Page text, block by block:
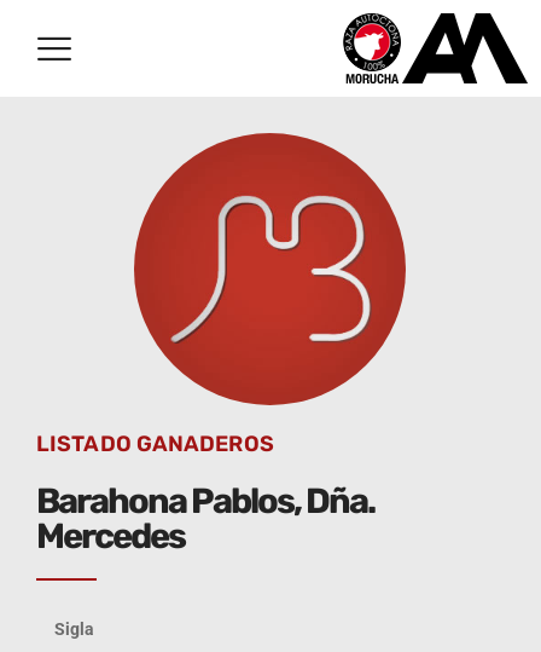
LISTADO GANADEROS
Barahona Pablos, Dña.
Mercedes
Sigla